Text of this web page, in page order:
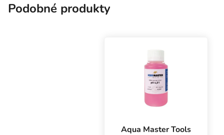
Podobné produkty
Aqua Master Tools